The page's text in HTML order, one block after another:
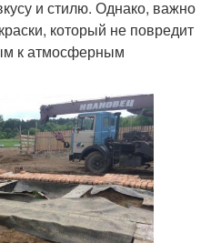
и стилю. Однако, важно
который не повредит
к атмосферным